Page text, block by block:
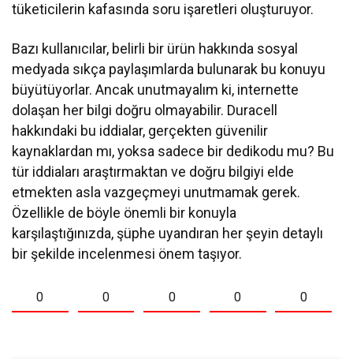
tüketicilerin kafasında soru işaretleri oluşturuyor.
Bazı kullanıcılar, belirli bir ürün hakkında sosyal
medyada sıkça paylaşımlarda bulunarak bu konuyu
büyütüyorlar. Ancak unutmayalım ki, internette
dolaşan her bilgi doğru olmayabilir. Duracell
hakkındaki bu iddialar, gerçekten güvenilir
kaynaklardan mı, yoksa sadece bir dedikodu mu? Bu
tür iddiaları araştırmaktan ve doğru bilgiyi elde
etmekten asla vazgeçmeyi unutmamak gerek.
Özellikle de böyle önemli bir konuyla
karşılaştığınızda, şüphe uyandıran her şeyin detaylı
bir şekilde incelenmesi önem taşıyor.
0 0 0 0 0